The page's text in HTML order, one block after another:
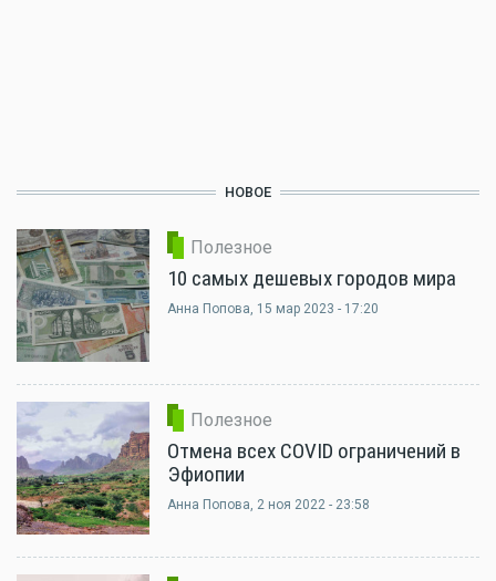
НОВОЕ
Полезное
10 самых дешевых городов мира
Анна Попова, 15 мар 2023 - 17:20
Полезное
Отмена всех COVID ограничений в
Эфиопии
Анна Попова, 2 ноя 2022 - 23:58